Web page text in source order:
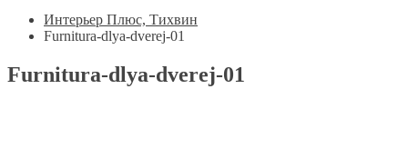
Интерьер Плюс, Тихвин
Furnitura-dlya-dverej-01
Furnitura-dlya-dverej-01